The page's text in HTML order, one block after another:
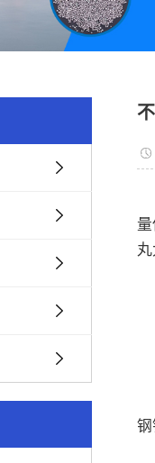
钢